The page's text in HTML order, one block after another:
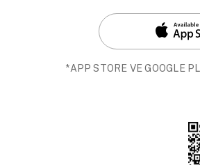
*APP STORE VE GOOGLE